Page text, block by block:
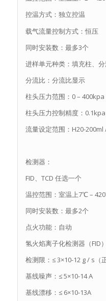
控温方式：独立控温
载气流量控制方式：恒压
同时安装数：最多3个
进样单元种类：填充柱、
分流比：分流比显示
柱头压力范围：0 – 400kpa
柱头压力控制精度：0.1kpa
流量设定范围：H20-
检测器：
FID、TCD 任选一个
温控范围：室温上7℃ –
同时安装数：最多2个
点火功能：自动
氢火焰离子化检测器（FID
检测限：≤ 3×10-12 g / s（
基线噪声：≤ 5×10-14 A
基线漂移：≤ 6×10-13A